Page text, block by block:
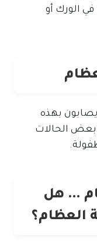
الورك أو
بهذه
بعض الحالات
… هل